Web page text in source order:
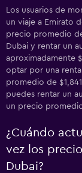
Los usuarios de
un viaje a Emirato
precio promedio
Dubai y rentar un
aproximadamente
optar por una
promedio de
puedes rentar un
un precio
¿Cuándo
vez los
Dubai?